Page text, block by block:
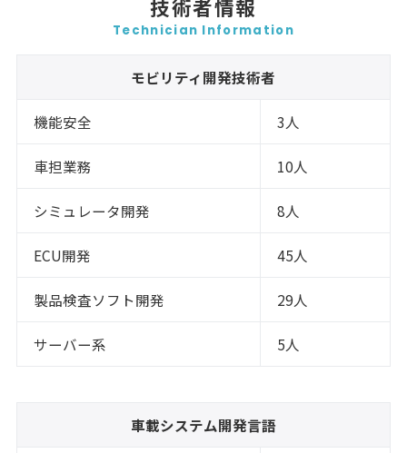
技術者情報
Technician Information
モビリティ開発技術者
機能安全 3人
車担業務 10人
シミュレータ開発 8人
ECU開発 45人
製品検査ソフト開発 29人
サーバー系 5人
車載システム開発言語